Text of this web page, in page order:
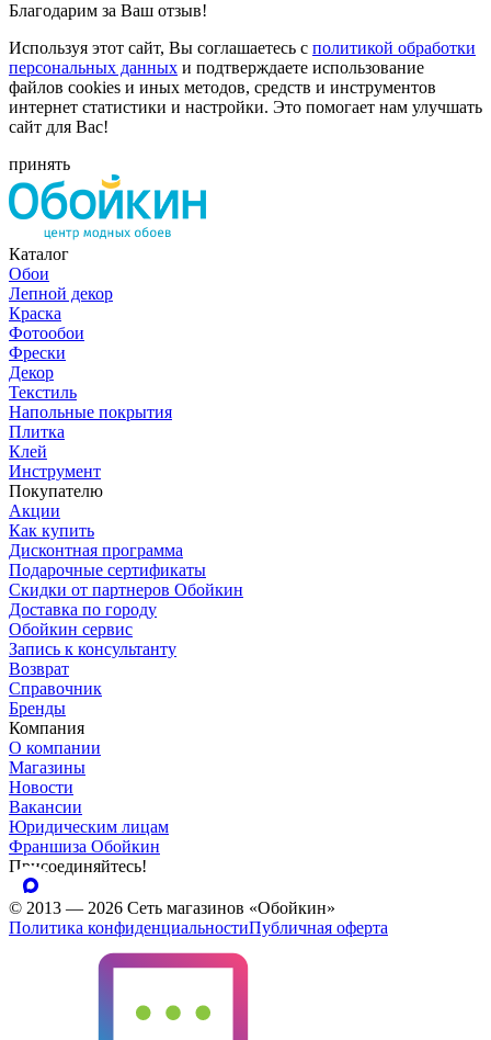
Благодарим за Ваш отзыв!
Используя этот сайт, Вы соглашаетесь с политикой обработки
персональных данных и подтверждаете использование
файлов cookies и иных методов, средств и инструментов
интернет статистики и настройки. Это помогает нам улучшать
сайт для Вас!
принять
Каталог
Обои
Лепной декор
Краска
Фотообои
Фрески
Декор
Текстиль
Напольные покрытия
Плитка
Клей
Инструмент
Покупателю
Акции
Как купить
Дисконтная программа
Подарочные сертификаты
Скидки от партнеров Обойкин
Доставка по городу
Обойкин сервис
Запись к консультанту
Возврат
Справочник
Бренды
Компания
О компании
Магазины
Новости
Вакансии
Юридическим лицам
Франшиза Обойкин
Присоединяйтесь!
© 2013 — 2026 Сеть магазинов «Обойкин»
Политика конфиденциальностиПубличная оферта